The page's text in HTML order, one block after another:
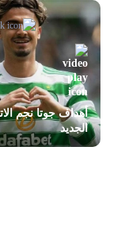
أهداف جوتا نجم
الجديد